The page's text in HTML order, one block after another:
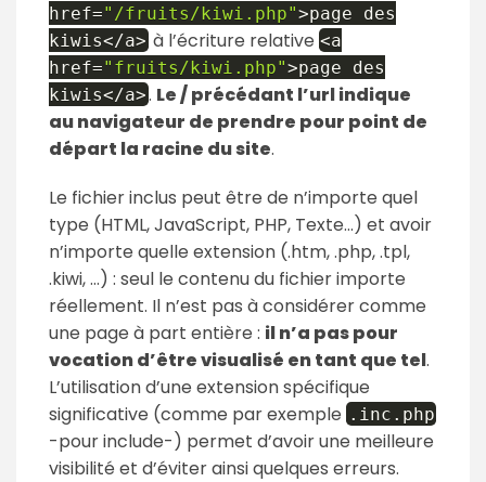
href="/fruits/kiwi.php">page des
kiwis</a>à l’écriture relative <a
href="fruits/kiwi.php">page des
kiwis</a>. Le / précédant l’url indique
au navigateur de prendre pour point de
départ la racine du site.
Le fichier inclus peut être de n’importe quel
type (HTML, JavaScript, PHP, Texte…) et avoir
n’importe quelle extension (.htm, .php, .tpl,
.kiwi, …) : seul le contenu du fichier importe
réellement. Il n’est pas à considérer comme
une page à part entière : il n’a pas pour
vocation d’être visualisé en tant que tel.
L’utilisation d’une extension spécifique
significative (comme par exemple . inc . php
-pour include-) permet d’avoir une meilleure
visibilité et d’éviter ainsi quelques erreurs.